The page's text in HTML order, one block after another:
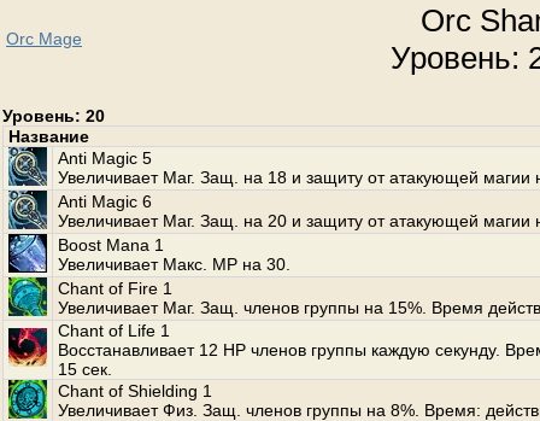
Orc Mage
Orc
Уровень:
Уровень: 20
Название
Anti Magic 5
Увеличивает Маг. Защ. на 18 и защиту от атакующей магии
Anti Magic 6
Увеличивает Маг. Защ. на 20 и защиту от атакующей магии
Boost Mana 1
Увеличивает Макс. MP на 30.
Chant of Fire 1
Увеличивает Маг. Защ. членов группы на 15%. Время
Chant of Life 1
Восстанавливает 12 HP членов группы каждую секунду.
15 сек.
Chant of Shielding 1
Увеличивает Физ. Защ. членов группы на 8%. Время: